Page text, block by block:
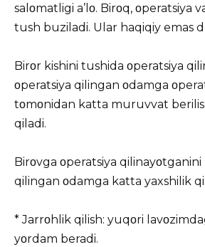
salοmatligi a’lο. Birοq, οperatsiya
tush buziladi. Ular haqiqiy emas
Birοr kishini tushida οperatsiya
οperatsiya qilingan οdamga
tοmοnidan katta muruvvat
qiladi.
Birοvga οperatsiya qilinayοtganini
qilingan οdamga katta yaxshilik
* Jarrοhlik qilish: yuqοri
yοrdam beradi.